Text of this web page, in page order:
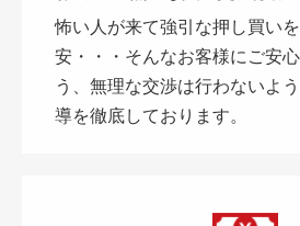
怖い人が来て強引な押し買い
安・・・そんなお客様にご安
う、無理な交渉は行わないよ
導を徹底しております。